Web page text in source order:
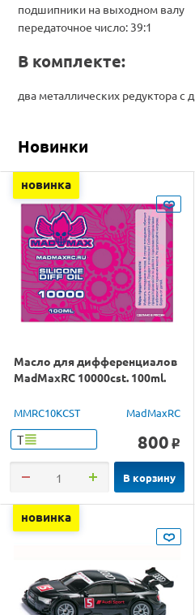
подшипники на выходном валу
передаточное число: 39:1
В комплекте:
два металлических редуктора с
Новинки
новинка
Масло для дифференциалов
MadMaxRC 10000cst. 100ml.
MMRC10KCST MadMaxRC
Т 800 o
В корзину
новинка